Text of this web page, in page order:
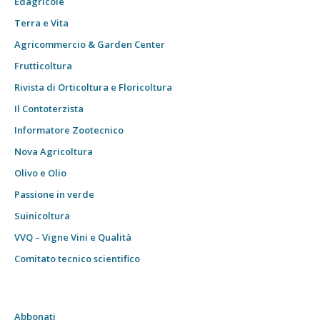
Terra e Vita
Agricommercio & Garden Center
Frutticoltura
Rivista di Orticoltura e Floricoltura
Il Contoterzista
Informatore Zootecnico
Nova Agricoltura
Olivo e Olio
Passione in verde
Suinicoltura
VVQ – Vigne Vini e Qualità
Comitato tecnico scientifico
Abbonati